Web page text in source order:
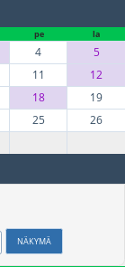
pe la
4
5
11
12
18
19
25
26